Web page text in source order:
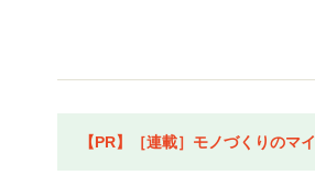
【PR】［連載］モノづくりの